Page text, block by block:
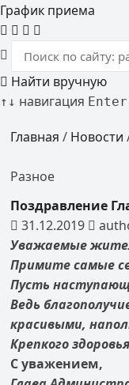
График приема
Найти вручную
↑ ↓ навигация Enter
Главная / Новости
Разное
Поздравление
31.12.2019
Уважаемые
Примите самые
Пусть
Ведь
красивыми,
Крепкого
С уважением,